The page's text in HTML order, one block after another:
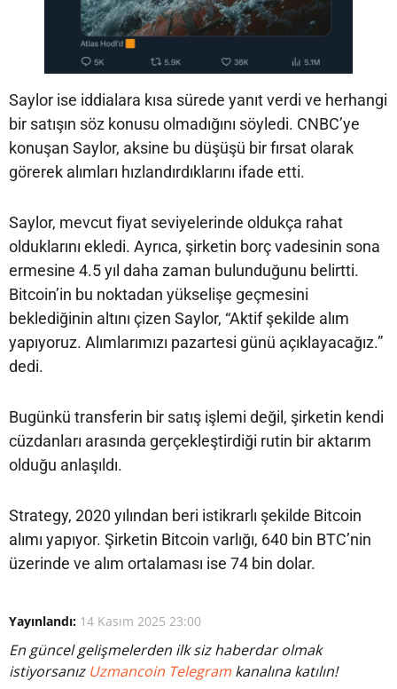
Saylor ise iddialara kısa sürede yanıt verdi ve herhangi
bir satışın söz konusu olmadığını söyledi. CNBC’ye
konuşan Saylor, aksine bu düşüşü bir fırsat olarak
görerek alımları hızlandırdıklarını ifade etti.
Saylor, mevcut fiyat seviyelerinde oldukça rahat
olduklarını ekledi. Ayrıca, şirketin borç vadesinin sona
ermesine 4.5 yıl daha zaman bulunduğunu belirtti.
Bitcoin’in bu noktadan yükselişe geçmesini
beklediğinin altını çizen Saylor, “Aktif şekilde alım
yapıyoruz. Alımlarımızı pazartesi günü açıklayacağız.”
dedi.
Bugünkü transferin bir satış işlemi değil, şirketin kendi
cüzdanları arasında gerçekleştirdiği rutin bir aktarım
olduğu anlaşıldı.
Strategy, 2020 yılından beri istikrarlı şekilde Bitcoin
alımı yapıyor. Şirketin Bitcoin varlığı, 640 bin BTC’nin
üzerinde ve alım ortalaması ise 74 bin dolar.
Yayınlandı: 14 Kasım 2025 23:00
En güncel gelişmelerden ilk siz haberdar olmak
istiyorsanız Uzmancoin Telegram kanalına katılın!